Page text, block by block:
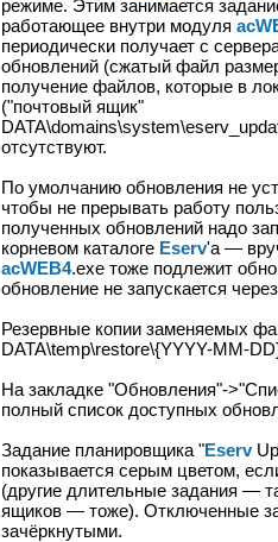
режиме. Этим занимается
работающее внутри модуля
периодически получает с
обновлений (сжатый файл
получение файлов, которые в
("почтовый ящик"
отсутствуют.
По умолчанию обновления не
чтобы не прерывать работу
полученных обновлений надо
корневом каталоге Eserv'а —
acWEB4.exe тоже подлежит
обновление не запускается
Резервные копии заменяемых
DATA\temp\restore\{YYYY-MM-
На закладке "Обновления"-
полный список доступных
Задание планировщика "Eserv
показывается серым цветом,
(другие длительные задания —
ящиков — тоже). Отключенные
зачёркнутыми.